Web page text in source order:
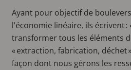
Ayant pour objectif de
l'économie linéaire, ils écrivent :
transformer tous les éléments
« extraction, fabrication, déchet
façon dont nous gérons les